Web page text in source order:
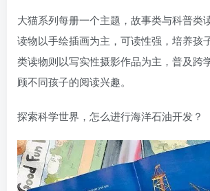
大猫系列每册一个主题，故事类与科普类
读物以手绘插画为主，可读性强，培养孩
类读物则以写实性摄影作品为主，普及跨
顾不同孩子的阅读兴趣。
探索科学世界，怎么进行海洋石油开发？